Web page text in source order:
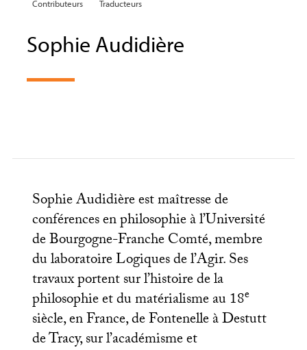
Contributeurs Traducteurs
Sophie Audidière
Sophie Audidière est maîtresse de
conférences en philosophie à l’Université
de Bourgogne-Franche Comté, membre
du laboratoire Logiques de l’Agir. Ses
travaux portent sur l’histoire de la
philosophie et du matérialisme au 18e
siècle, en France, de Fontenelle à Destutt
de Tracy, sur l’académisme et